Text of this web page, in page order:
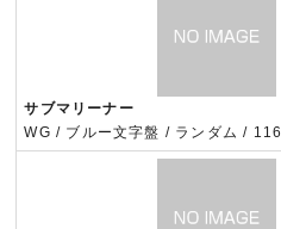
サブマリーナー
WG / ブルー文字盤 / ランダム /